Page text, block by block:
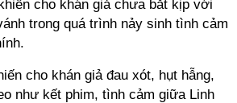
cho khán giả chưa bắt kịp với
trong quá trình nảy sinh tình cảm
cho khán giả đau xót, hụt hẫng,
như kết phim, tình cảm giữa Linh